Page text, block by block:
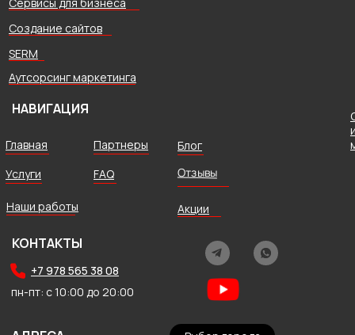
Создание сайтов
Аутсорсинг маркетинга
SERM
+7 978 565 38 08
пн-пт: с 10:00 до 20:00
КОНТАКТЫ
НАВИГАЦИЯ
Главная
Услуги
Наши работы
Отзывы
Партнеры
FAQ
Блог
Акции